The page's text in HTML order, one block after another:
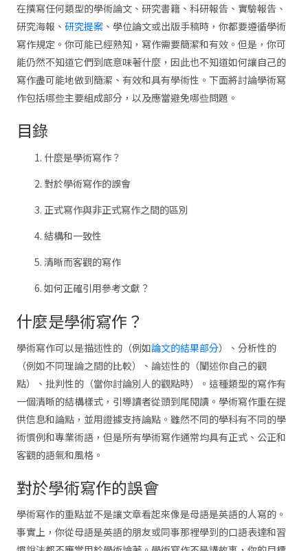
在撰寫任何類型的學術論文、研究書籍、科研報告、實驗報告、
研究海報、 研究提案、學位論文或出版手稿時，你都要遵循學術
寫作規定。你可能已經熟知，寫作需要簡潔和有效。但是，你可
能仍然不知道它們到底意味著什麼，因此也不知道如何讓自己的
寫作盡可能地做到簡潔、有效和具有學術性。下面將討論學術寫
作包括哪些主要組成部分，以及應當避免哪些問題。
目錄
什麼是學術寫作？
對於學術寫作的誤會
正式寫作與非正式寫作之間的區別
結構和一致性
清晰而客觀的寫作
如何正確引用參考文獻？
什麼是學術寫作？
學術寫作可以是描述性的（例如論文的結果部分）、分析性的
（例如不同理論之間的比較）、論述性的（闡述你自己的觀
點）、批判性的（當你討論別人的觀點時）。這種類型的寫作有
一個清晰的結構樣式，引導讀者從頭到尾閱讀。學術寫作重在提
供信息和論點，並用證據支持論點。雖然不同的學科有不同的學
術慣例和專業術語，但是所有學術寫作通常均具有正式、公正和
客觀的語氣和風格。
對於學術寫作的誤會
學術寫作的重點並不是讓文章看起來像是母語是英語的人寫的。
事實上，你從母語是英語的朋友或同事那裡學到的口語表達和習